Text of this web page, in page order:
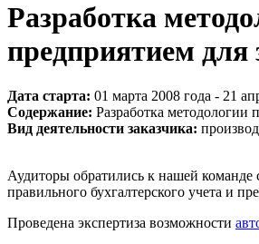
Разработка
предприятием для
Дата старта: 01 марта 2008 года - 21
Содержание: Разработка методологии
Вид деятельности заказчика:
Аудиторы обратились к нашей команде
правильного бухгалтерского учета и
Проведена экспертиза возможности